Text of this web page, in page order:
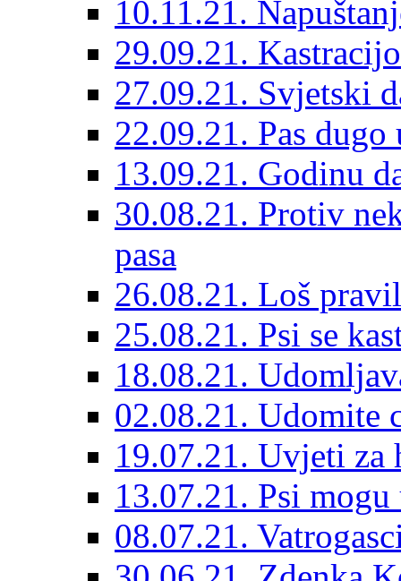
10.11.21.
29.09.21.
27.09.21. Svjetski
22.09.21. Pas
13.09.21. Godinu
30.08.21. Protiv
pasa
26.08.21. Loš
25.08.21. Psi se
18.08.21.
02.08.21. Udomite
19.07.21. Uvjeti za
13.07.21. Psi
08.07.21.